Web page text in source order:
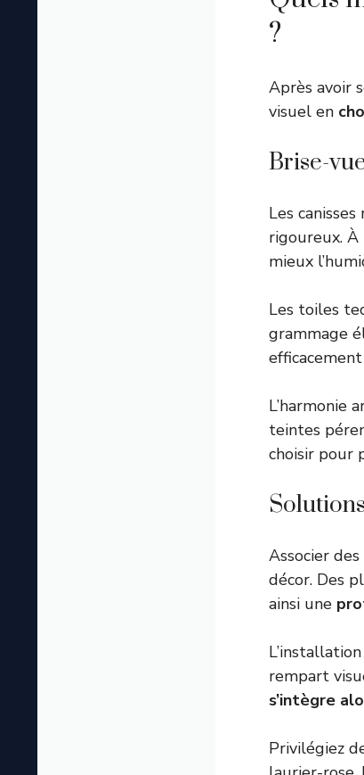
?
Après avoir
visuel en
Brise-
Les
rigoureux. À
mieux
Les toiles
grammage
L’harmonie
teintes
choisir pour
Associer
décor. Des
ainsi une
rempart
s’intègre
Privilégiez